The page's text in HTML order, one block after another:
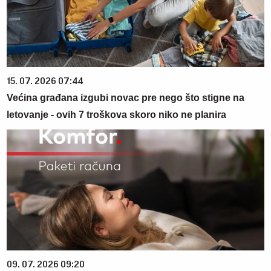
15. 07. 2026 07:44
Većina građana izgubi novac pre nego što stigne na
letovanje - ovih 7 troškova skoro niko ne planira
09. 07. 2026 09:20